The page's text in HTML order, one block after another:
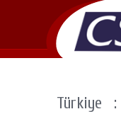
Türkiye :